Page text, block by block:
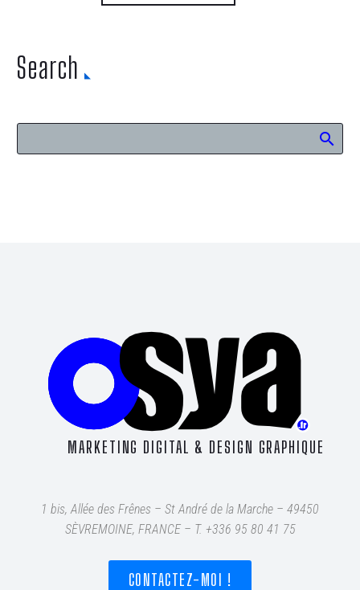
Search
MARKETING DIGITAL & DESIGN GRAPHIQUE
1 bis, Allée des Frênes – St André de la Marche – 49450
SÈVREMOINE, FRANCE – T. +336 95 80 41 75
CONTACTEZ-MOI !